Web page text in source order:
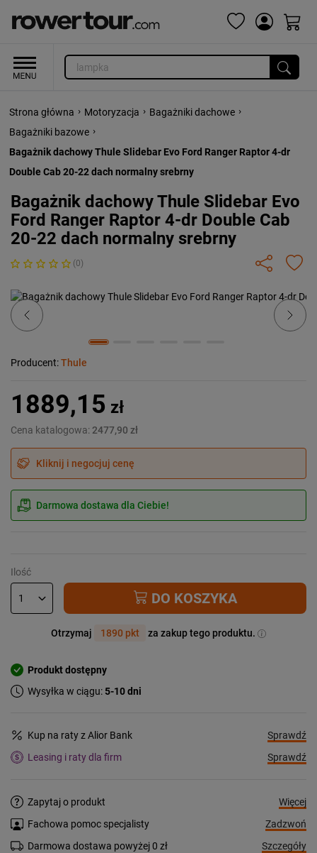
Strona główna › Motoryzacja › Bagażniki dachowe ›
Bagażniki bazowe ›
Bagażnik dachowy Thule Slidebar Evo Ford Ranger Raptor 4-dr
Double Cab 20-22 dach normalny srebrny
Bagażnik dachowy Thule Slidebar Evo
Ford Ranger Raptor 4-dr Double Cab
20-22 dach normalny srebrny
(0)
Previous Next
Producent:Thule
1889,15 zł
Cena katalogowa: 2477,90 zł
Kliknij i negocjuj cenę
Darmowa dostawa dla Ciebie!
Ilość
DO KOSZYKA
Otrzymaj 1890 pkt za zakup tego produktu.
Produkt dostępny
Wysyłka w ciągu:5-10 dni
Kup na raty z Alior Bank
Sprawdź
Leasing i raty dla firm
Sprawdź
Zapytaj o produkt
Więcej
Fachowa pomoc specjalisty
Zadzwoń
Darmowa dostawa powyżej 0 zł
Szczegóły